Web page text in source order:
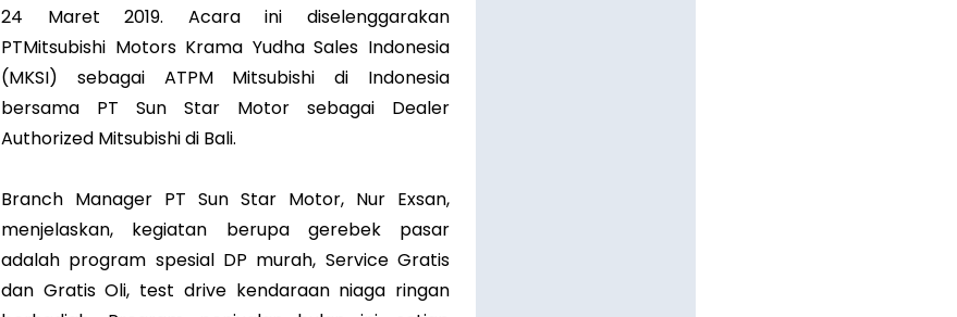
24 Maret 2019. Acara ini diselenggarakan
PTMitsubishi Motors Krama Yudha Sales Indonesia
(MKSI) sebagai ATPM Mitsubishi di Indonesia
bersama PT Sun Star Motor sebagai Dealer
Authorized Mitsubishi di Bali.
Branch Manager PT Sun Star Motor, Nur Exsan,
menjelaskan, kegiatan berupa gerebek pasar
adalah program spesial DP murah, Service Gratis
dan Gratis Oli, test drive kendaraan niaga ringan